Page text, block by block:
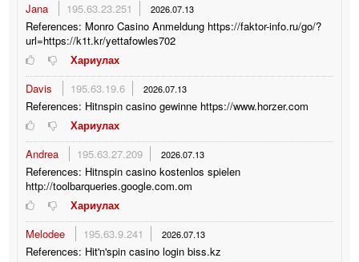
Jana
195.63.23.251 2026.07.13
References: Monro Casino Anmeldung https://faktor-info.ru/go/?
url=https://k1t.kr/yettafowles702
Хариулах
Davis
195.63.19.6 2026.07.13
References: Hitnspin casino gewinne https://www.horzer.com
Хариулах
Andrea
195.63.27.209 2026.07.13
References: Hitnspin casino kostenlos spielen
http://toolbarqueries.google.com.om
Хариулах
Melodee
195.63.9.241 2026.07.13
References: Hit'n'spin casino login biss.kz